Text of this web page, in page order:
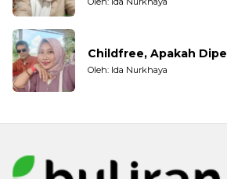
Childfree, Apakah
Oleh: Ida Nurkhaya